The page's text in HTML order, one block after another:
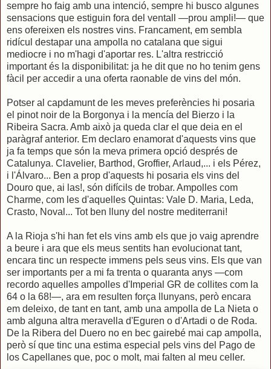
sempre ho faig amb una intenció, sempre hi busco algunes
sensacions que estiguin fora del ventall —prou ampli!— que
ens ofereixen els nostres vins. Francament, em sembla
ridícul destapar una ampolla no catalana que sigui
mediocre i no m'hagi d'aportar res. L'altra restricció
important és la disponibilitat: ja he dit que no ho tenim gens
fàcil per accedir a una oferta raonable de vins del món.
Potser al capdamunt de les meves preferències hi posaria
el pinot noir de la Borgonya i la mencía del Bierzo i la
Ribeira Sacra. Amb això ja queda clar el que deia en el
paràgraf anterior. Em declaro enamorat d'aquests vins que
ja fa temps que són la meva primera opció després de
Catalunya. Clavelier, Barthod, Groffier, Arlaud,... i els Pérez,
i l'Álvaro... Ben a prop d'aquests hi posaria els vins del
Douro que, ai las!, són difícils de trobar. Ampolles com
Charme, com les d'aquelles Quintas: Vale D. Maria, Leda,
Crasto, Noval... Tot ben lluny del nostre mediterrani!
A la Rioja s'hi han fet els vins amb els que jo vaig aprendre
a beure i ara que els meus sentits han evolucionat tant,
encara tinc un respecte immens pels seus vins. Els que van
ser importants per a mi fa trenta o quaranta anys —com
recordo aquelles ampolles d'Imperial GR de collites com la
64 o la 68!—, ara em resulten força llunyans, però encara
em deleixo, de tant en tant, amb una ampolla de La Nieta o
amb alguna altra meravella d'Eguren o d'Artadi o de Roda.
De la Ribera del Duero no en bec gairebé mai cap ampolla,
però sí que tinc una estima especial pels vins del Pago de
los Capellanes que, poc o molt, mai falten al meu celler.